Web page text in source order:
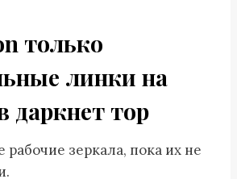
только
линки на
даркнет тор
рабочие зеркала, пока их не